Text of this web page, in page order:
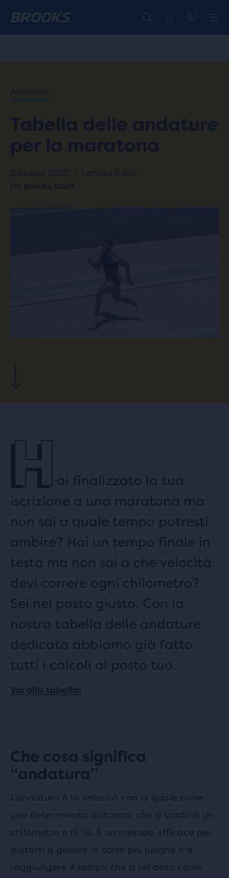
La nuovissima Ghost Amp è arrivata - Acquista Donna Uomo
Ti presentiamo la nuova collezione Cascadia - Acquista ora
Spedizione gratuita per tutti gli ordini superiori a CHF 100
RUN
ADVICE
TIPS
/
MARATHON
PACE
Avanzato
Tabella delle andature
per la maratona
2 Giugno 2025 |
Lettura 3 min.
Da Brooks Staff
H ai finalizzato la tua
iscrizione a una maratona ma
non sai a quale tempo potresti
ambire? Hai un tempo finale in
testa ma non sai a che velocità
devi correre ogni chilometro?
Sei nel posto giusto. Con la
nostra tabella delle andature
dedicata abbiamo già fatto
tutti i calcoli al posto tuo.
Vai alla tabella!
Che cosa significa
“andatura”
L’andatura è la velocità con la quale corre
una determinata distanza, che si tratti di un
chilometro o di 10. È un metodo efficace per
aiutarti a gestire le corse più lunghe e a
raggiungere il tempo che ti sei dato come